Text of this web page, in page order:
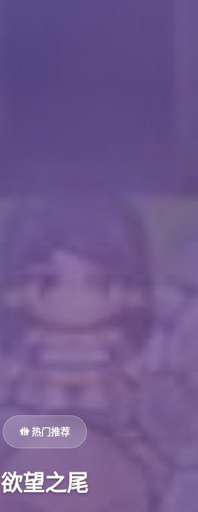
🚻 热门推荐
欲望之尾